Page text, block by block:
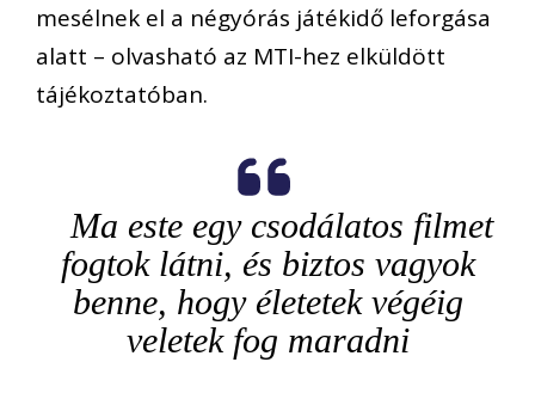
mesélnek el a négyórás játékidő leforgása
alatt – olvasható az MTI-hez elküldött
tájékoztatóban.
Ma este egy csodálatos filmet
fogtok látni, és biztos vagyok
benne, hogy életetek végéig
veletek fog maradni